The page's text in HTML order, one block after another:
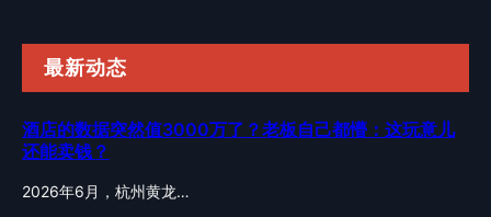
最新动态
酒店的数据突然值3000万了？老板自己都懵：这玩意儿
还能卖钱？
2026年6月，杭州黄龙…